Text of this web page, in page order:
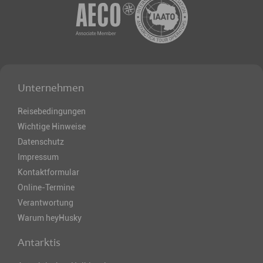
Unternehmen
Reisebedingungen
Wichtige Hinweise
Datenschutz
Impressum
Kontaktformular
Online-Termine
Verantwortung
Warum heyHusky
Antarktis